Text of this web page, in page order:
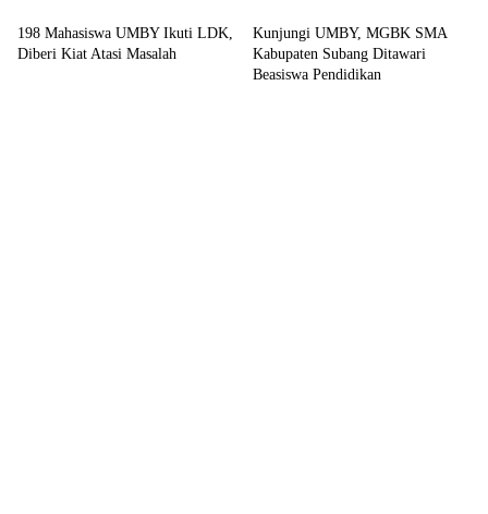
198 Mahasiswa UMBY Ikuti LDK,
Diberi Kiat Atasi Masalah
Kunjungi UMBY, MGBK SMA
Kabupaten Subang Ditawari
Beasiswa Pendidikan